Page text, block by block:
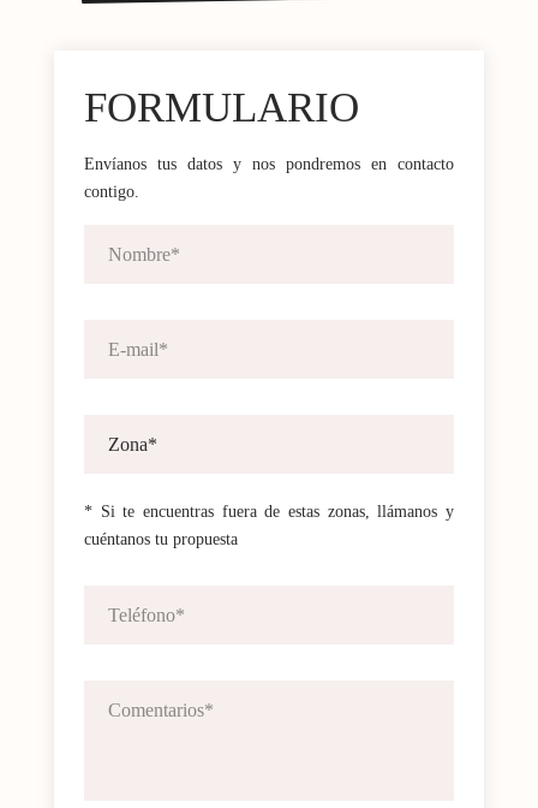
FORMULARIO
Envíanos tus datos y nos pondremos en contacto
contigo.
* Si te encuentras fuera de estas zonas, llámanos y
cuéntanos tu propuesta